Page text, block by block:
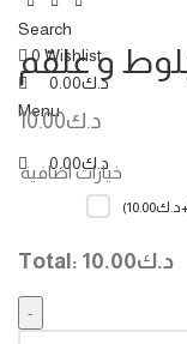
Search
0 Wishlist
د.ك0.00
Menu
د.ك0.00
و علقم
د.ك10.00
خيارات اضافية
+د.ك10.00
)
Total: د.ك10.00